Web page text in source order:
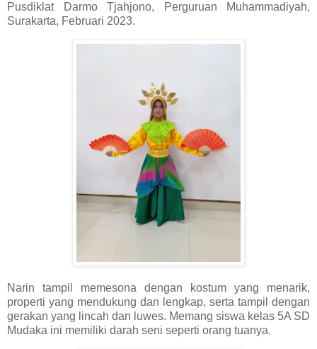
Pusdiklat Darmo Tjahjono, Perguruan Muhammadiyah,
Surakarta, Februari 2023.
Narin tampil memesona dengan kostum yang menarik,
properti yang mendukung dan lengkap, serta tampil dengan
gerakan yang lincah dan luwes. Memang siswa kelas 5A SD
Mudaka ini memiliki darah seni seperti orang tuanya.